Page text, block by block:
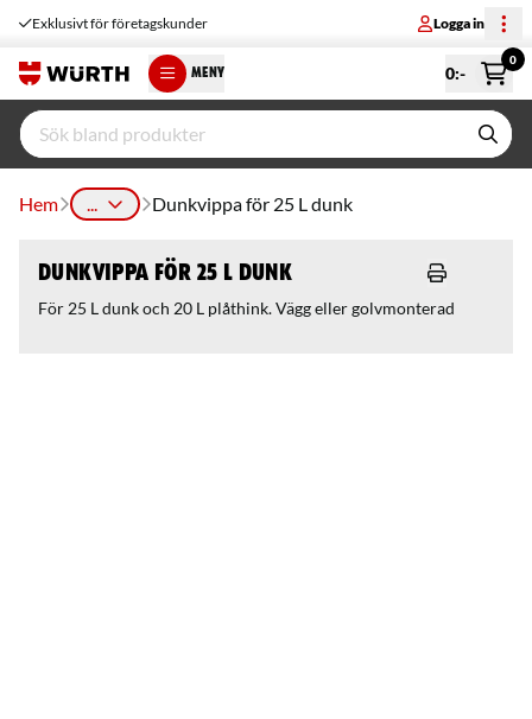
Exklusivt för företagskunder Logga in
MENY 0:-
0
Hem ... Dunkvippa för 25 L dunk
Dunkvippa för 25 L dunk
För 25 L dunk och 20 L plåthink. Vägg eller golvmonterad